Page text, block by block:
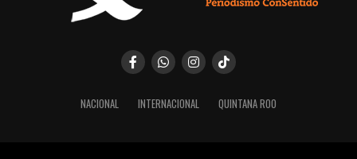
NACIONAL INTERNACIONAL QUINTANA ROO